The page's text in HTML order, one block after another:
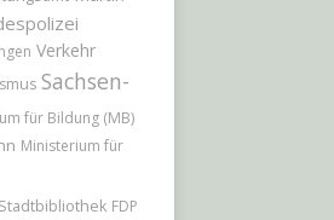
Verkehr
Sachsen-
für Bildung (MB)
Ministerium für
Stadtbibliothek FDP